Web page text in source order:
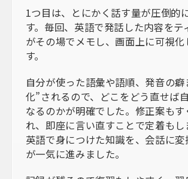
1つ目は、とにかく話す量が圧倒的
す。毎回、英語で発話した内容をテ
がその場でメモし、画面上に可視化
す。
自分が使った語彙や語順、発音の癖
化”されるので、どこをどう直せば
なるのかが明確でした。修正案もす
れ、即座に言い直すことで定着もし
英語で身につけた知識を、会話に
が一気に進みました。